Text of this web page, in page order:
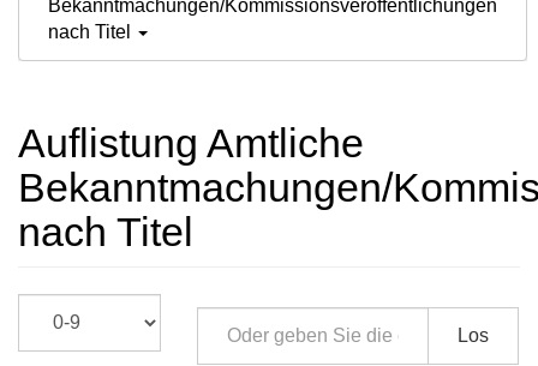
Bekanntmachungen/Kommissionsveröffentlichungen
nach Titel
Auflistung Amtliche
Bekanntmachungen/
nach Titel
Los